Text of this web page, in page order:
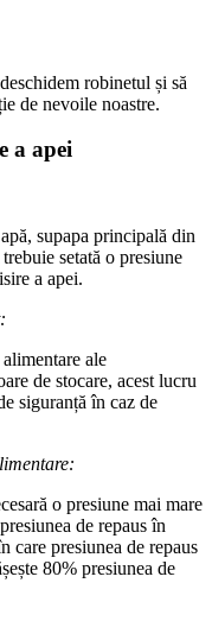
robinetul și să
de nevoile noastre.
a apei
supapa principală din
setată o presiune
a apei.
ale
de stocare, acest lucru
siguranță în caz de
o presiune mai mare
de repaus în
care presiunea de repaus
80% presiunea de